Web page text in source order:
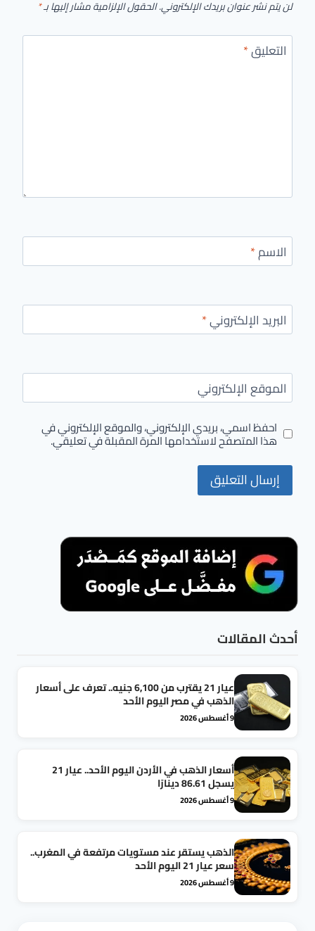
لن يتم نشر عنوان بريدك الإلكتروني.الحقول الإلزامية مشار إليها بـ*
التعليق*
الاسم*
البريد الإلكتروني*
الموقع الإلكتروني
احفظ اسمي، بريدي الإلكتروني، والموقع الإلكتروني في
هذا المتصفح لاستخدامها المرة المقبلة في تعليقي.
أحدث المقالات
عيار 21 يقترب من 6,100 جنيه.. تعرف على أسعار
الذهب في مصر اليوم الأحد
9 أغسطس 2026
أسعار الذهب في الأردن اليوم الأحد.. عيار 21
يسجل 86.61 دينارًا
9 أغسطس 2026
الذهب يستقر عند مستويات مرتفعة في المغرب..
سعر عيار 21 اليوم الأحد
9 أغسطس 2026